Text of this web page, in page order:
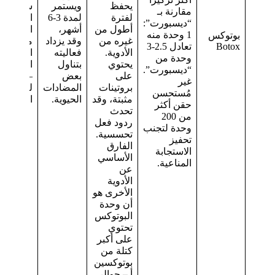
بوتوكس
Botox
مقارنة بـ
“ديسبورت”:
1 وحدة منه
تعادل 2.5-3
وحدة من
“ديسبورت”.
غير
مُستحسن
حقن أكثر
من 200
وحدة لتجنب
تحفيز
الاستجابة
المناعية.
يحفظ
لفترة
أطول من
غيره من
الأدوية.
يحتوي
على
بروتينات
مثبتة، وقد
تحدث
ردود فعل
تحسسية.
الفارق
الأساسي
عن
الأدوية
الأخرى هو
أن وحدة
البوتوكس
تحتوي
على أكبر
كتلة من
بوتوكسين
ويستمر
لمدة 3-6
أشهر،
وقد يزداد
فعاليته
بتناول
بعض
المضادات
الحيوية.
سنتين –
مواقع
–
لبروتين